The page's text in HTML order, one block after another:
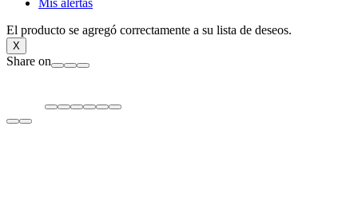
Mis alertas
El producto se agregó correctamente a su lista de deseos.
X
Share on